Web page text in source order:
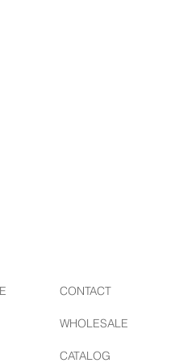
CONTACT
WHOLESALE
CATALOG